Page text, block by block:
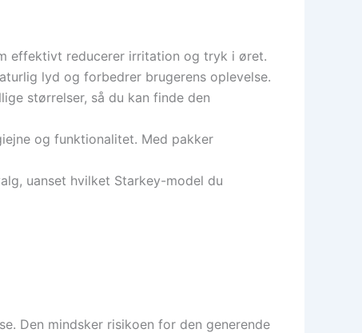
effektivt reducerer irritation og tryk i øret.
lyd og forbedrer brugerens oplevelse.
størrelser, så du kan finde den
og funktionalitet. Med pakker
uanset hvilket Starkey-model du
Den mindsker risikoen for den generende